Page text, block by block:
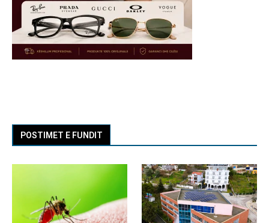
POSTIMET E FUNDIT